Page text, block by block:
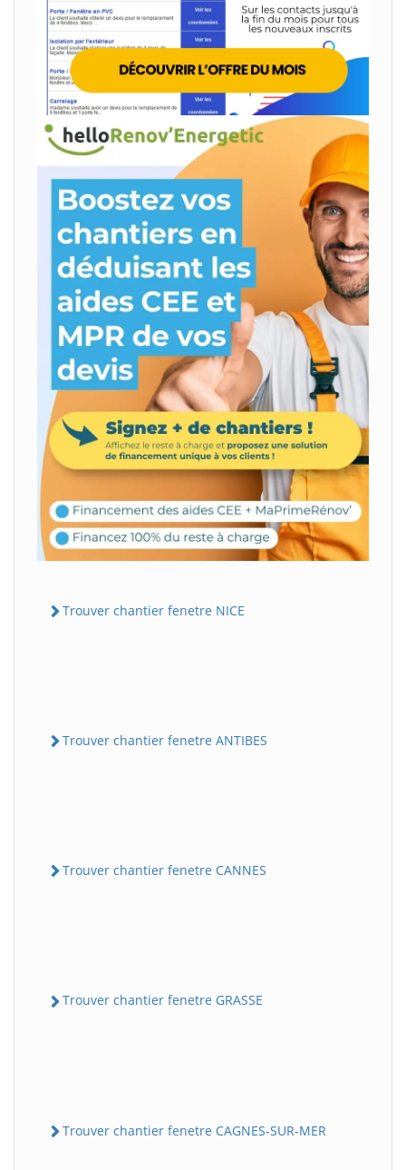
Trouver chantier fenetre NICE
Trouver chantier fenetre ANTIBES
Trouver chantier fenetre CANNES
Trouver chantier fenetre GRASSE
Trouver chantier fenetre CAGNES-SUR-MER